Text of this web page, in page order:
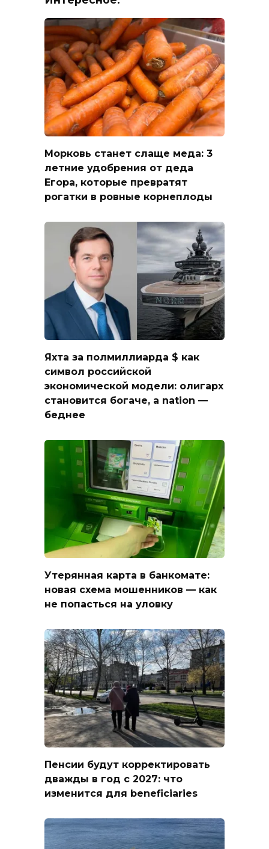
Морковь станет слаще меда: 3
летние удобрения от деда
Егора, которые превратят
рогатки в ровные корнеплоды
Яхта за полмиллиарда $ как
символ российской
экономической модели: олигарх
становится богаче, а nation —
беднее
Утерянная карта в банкомате:
новая схема мошенников — как
не попасться на уловку
Пенсии будут корректировать
дважды в год с 2027: что
изменится для beneficiaries